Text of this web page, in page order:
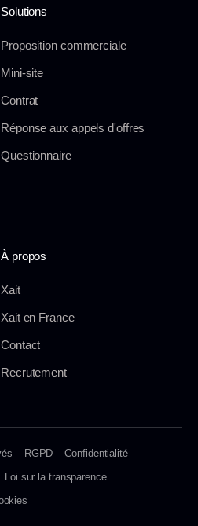
Solutions
Proposition commerciale
Mini-site
Contrat
Réponse aux appels d'offres
Questionnaire
À propos
Xait
Xait en France
Contact
Recrutement
RGPD
Confidentialité
Loi sur la transparence